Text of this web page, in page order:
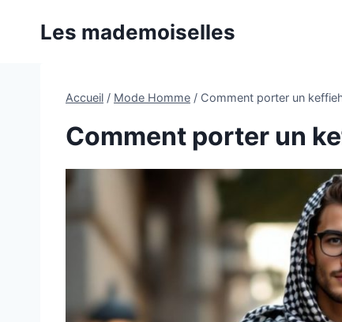
Les mademoiselles
Accueil / Mode Homme / Comment porter un
Comment porter un